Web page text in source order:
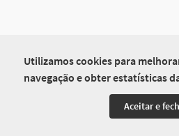
Utilizamos cookies para
navegação e obter estatísticas
Aceitar e